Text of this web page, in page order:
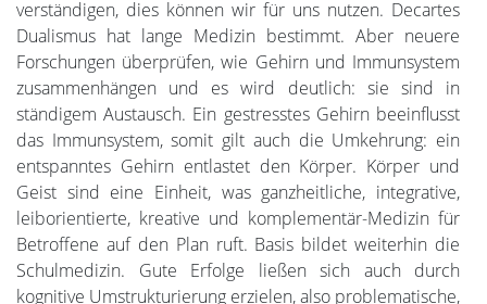
verständigen, dies können wir für uns nutzen. Decartes
Dualismus hat lange Medizin bestimmt. Aber neuere
Forschungen überprüfen, wie Gehirn und Immunsystem
zusammenhängen und es wird deutlich: sie sind in
ständigem Austausch. Ein gestresstes Gehirn beeinflusst
das Immunsystem, somit gilt auch die Umkehrung: ein
entspanntes Gehirn entlastet den Körper. Körper und
Geist sind eine Einheit, was ganzheitliche, integrative,
leiborientierte, kreative und komplementär-Medizin für
Betroffene auf den Plan ruft. Basis bildet weiterhin die
Schulmedizin. Gute Erfolge ließen sich auch durch
kognitive Umstrukturierung erzielen, also problematische,